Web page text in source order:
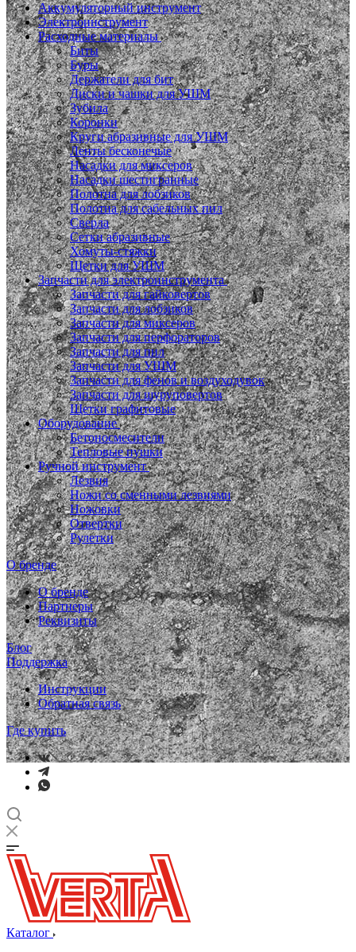
Аккумуляторный инструмент
Электроинструмент
Расходные материалы
Биты
Буры
Держатели для бит
Диски и чашки для УШМ
Зубила
Коронки
Круги абразивные для УШМ
Ленты бесконечые
Насадки для миксеров
Насадки шестигранные
Полотна для лобзиков
Полотна для сабельных пил
Сверла
Сетки абразивные
Хомуты-стяжки
Щетки для УШМ
Запчасти для электроинструмента
Запчасти для гайковертов
Запчасти для лобзиков
Запчасти для миксеров
Запчасти для перфораторов
Запчасти для пил
Запчасти для УШМ
Запчасти для фенов и воздуходувок
Запчасти для шуруповертов
Щетки графитовые
Оборудование
Бетоносмесители
Тепловые пушки
Ручной инструмент
Лезвия
Ножи со сменными лезвиями
Ножовки
Отвертки
Рулетки
О бренде
О бренде
Партнеры
Реквизиты
Блог
Поддержка
Инструкции
Обратная связь
Где купить
Каталог